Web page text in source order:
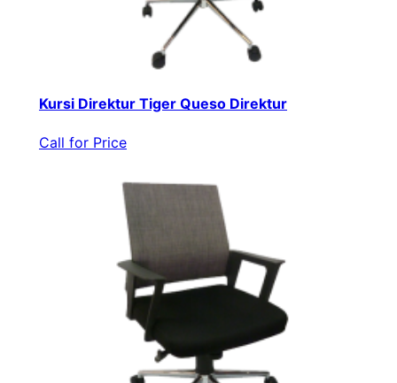
Kursi Direktur Tiger Queso Direktur
Call for Price